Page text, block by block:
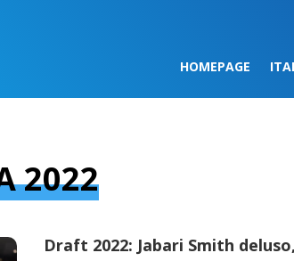
HOMEPAGE
2022
Draft 2022: Jabari Smith